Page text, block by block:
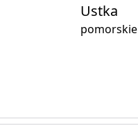
Ustka
pomorskie